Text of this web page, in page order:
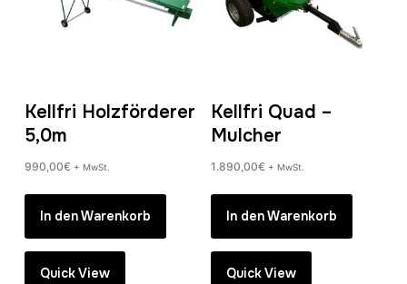
Kellfri Holzförderer
5,0m
990,00€ + MwSt.
In den Warenkorb
Quick View
Kellfri Quad –
Mulcher
1.890,00€ + MwSt.
In den Warenkorb
Quick View